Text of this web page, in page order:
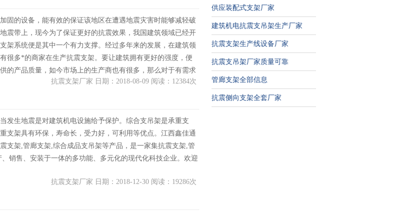
固的设备，能有效的保证该地区在遭遇地震灾害时能够减轻破
震带上，现今为了保证更好的抗震效果，我国建筑领域已经开
架系统便是其中一个有力支撑。经过多年来的发展，在建筑领
很多*的商家在生产抗震支架。要让建筑拥有更好的强度，便
的产品质量，如今市场上的生产商也有很多，那么对于有需求
的抗震支架厂家？抗震支架厂家 日期：2018-08-09 阅读：12384次
发生地震是对建筑机电设施给予保护。综合支吊架是承重支
支架具有环保，寿命长，受力好，可利用等优点。江西鑫佳通
支架,管廊支架,综合成品支吊架等产品，是一家集抗震支架,管
销售、安装于一体的多功能、多元化的现代化科技企业。欢迎
抗震支架厂家 日期：2018-12-30 阅读：19286次
供应装配式支架厂家
建筑机电抗震支吊架生产厂家
抗震支架生产线设备厂家
抗震支吊架厂家质量可靠
管廊支架全部信息
抗震侧向支架全套厂家